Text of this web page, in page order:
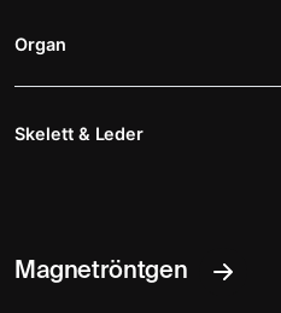
Organ
Skelett & Leder
Magnetröntgen